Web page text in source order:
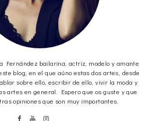
Fernández bailarina, actriz, modelo y amante
blog, en el que aúno estas dos artes, desde
sobre ello, escribir de ello, vivir la moda y
artes en general. Espero que os guste y que
opiniones que son muy importantes.